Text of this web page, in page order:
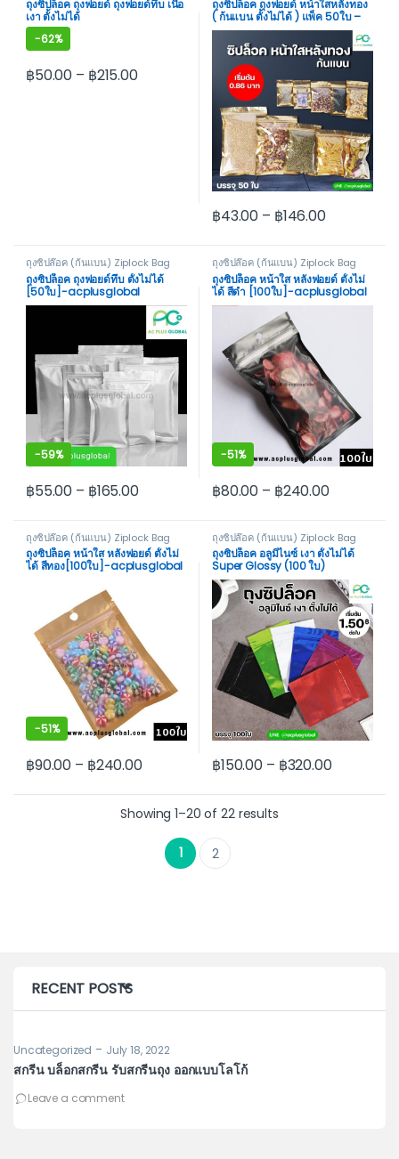
ถุงซิปล็อค ถุงฟอยด์ ถุงฟอยด์ทึบ เนื้อ
เงา ตั้งไม่ได้
-62%
฿50.00 – ฿215.00
This product has multiple variants. The options may be
ถุงซิปล็อค ถุงฟอยด์ หน้าใสหลังทอง
( ก้นแบน ตั้งไม่ได้ ) แพ็ค 50ใบ –
acplusglobal
฿43.00 – ฿146.00
This product has multiple
ถุงซิปล๊อค (ก้นแบน) Ziplock Bag
Not Stand
ถุงซิปล็อค ถุงฟอยด์ทึบ ตั้งไม่ได้
[50ใบ]-acplusglobal
-59%
฿55.00 – ฿165.00
This product has multiple variants. The options may be
ถุงซิปล๊อค (ก้นแบน) Ziplock Bag
Not Stand
ถุงซิปล็อค หน้าใส หลังฟอยด์ ตั้งไม่
ได้ สีดำ [100ใบ]-acplusglobal
-51%
฿80.00 – ฿240.00
This product has multiple
ถุงซิปล๊อค (ก้นแบน) Ziplock Bag
Not Stand
ถุงซิปล็อค หน้าใส หลังฟอยด์ ตั้งไม่
ได้ สีทอง[100ใบ]-acplusglobal
-51%
฿90.00 – ฿240.00
This product has multiple variants. The options may be
ถุงซิปล๊อค (ก้นแบน) Ziplock Bag
Not Stand
ถุงซิปล็อค อลูมิไนซ์ เงา ตั้งไม่ได้
Super Glossy (100 ใบ)
฿150.00 – ฿320.00
This product has multiple
Showing 1–20 of 22 results
1 2
RECENT POSTS
Uncategorized - July 18, 2022
สกรีน บล็อกสกรีน รับสกรีนถุง ออกแบบโลโก้
Leave a comment